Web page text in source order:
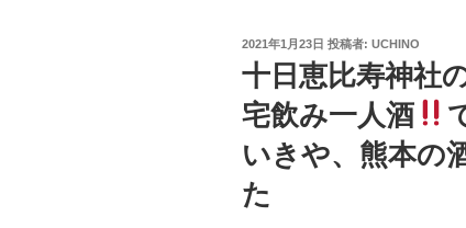
投
日:
2021年1月23日 投稿者: UCHINO
十日恵比寿神社
宅飲み一人酒
いきや、熊本の
た